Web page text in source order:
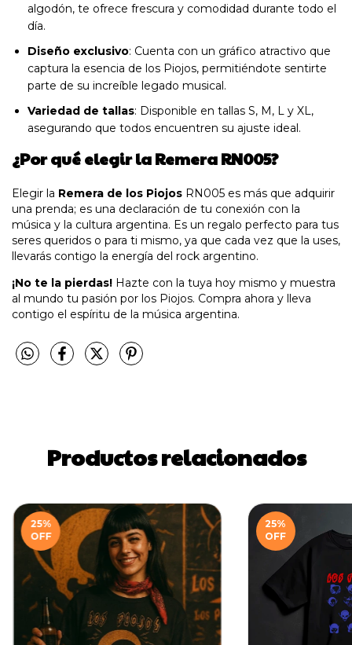
algodón, te ofrece frescura y comodidad durante todo el
día.
Diseño exclusivo: Cuenta con un gráfico atractivo que
captura la esencia de los Piojos, permitiéndote sentirte
parte de su increíble legado musical.
Variedad de tallas: Disponible en tallas S, M, L y XL,
asegurando que todos encuentren su ajuste ideal.
¿Por qué elegir la Remera RN005?
Elegir la Remera de los Piojos RN005 es más que adquirir
una prenda; es una declaración de tu conexión con la
música y la cultura argentina. Es un regalo perfecto para tus
seres queridos o para ti mismo, ya que cada vez que la uses,
llevarás contigo la energía del rock argentino.
¡No te la pierdas! Hazte con la tuya hoy mismo y muestra
al mundo tu pasión por los Piojos. Compra ahora y lleva
contigo el espíritu de la música argentina.
Productos relacionados
25%
OFF
25%
OFF